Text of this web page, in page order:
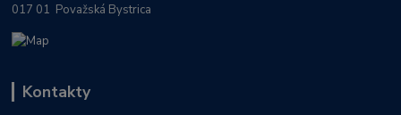
017 01 Považská Bystrica
Kontakty